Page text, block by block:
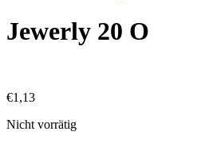
Jewerly 20 O
€1,13
Nicht vorrätig